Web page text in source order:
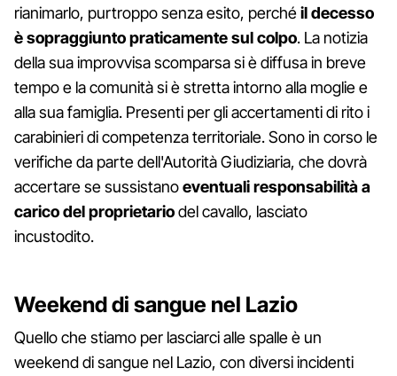
rianimarlo, purtroppo senza esito, perchéil decesso
è sopraggiunto praticamente sul colpo. La notizia
della sua improvvisa scomparsa si è diffusa in breve
tempo e la comunità si è stretta intorno alla moglie e
alla sua famiglia. Presenti per gli accertamenti di rito i
carabinieri di competenza territoriale. Sono in corso le
verifiche da parte dell'Autorità Giudiziaria, che dovrà
accertare se sussistanoeventuali responsabilità a
carico del proprietariodel cavallo, lasciato
incustodito.
Weekend di sangue nel Lazio
Quello che stiamo per lasciarci alle spalle è un
weekend di sangue nel Lazio, con diversi incidenti